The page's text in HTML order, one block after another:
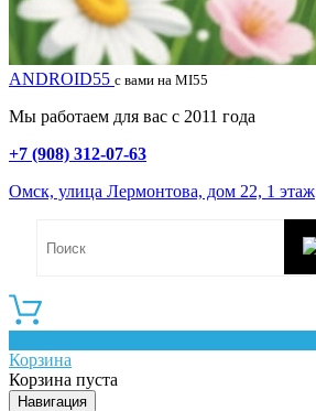
ANDROID55 с вами на MI55
Мы работаем для вас с 2011 года
+7 (908) 312-07-63
Омск, улица Лермонтова, дом 22, 1 этаж
Корзина
Корзина пуста
Навигация